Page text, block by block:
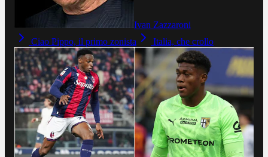
Ivan Zazzaroni
Ciao Pippo, il primo zonista
Italia, che crollo